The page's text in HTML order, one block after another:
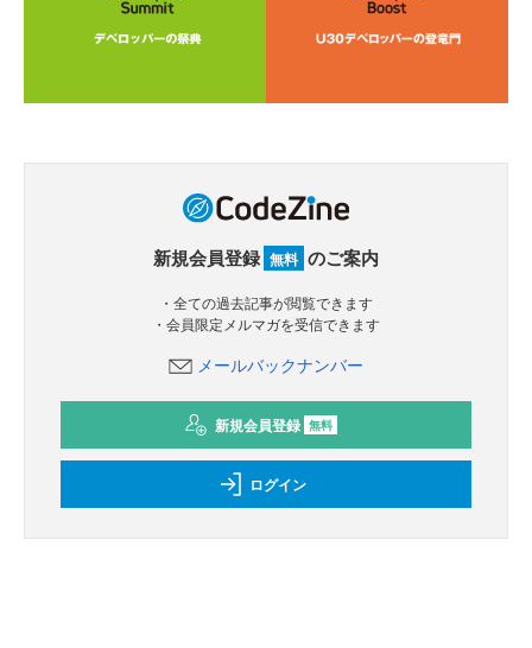
新規会員登録 無料 のご案内
・全ての過去記事が閲覧できます
・会員限定メルマガを受信できます
メールバックナンバー
新規会員登録 無料
ログイン